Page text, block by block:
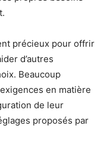
précieux pour offrir
d’autres
Beaucoup
en matière
de leur
proposés par